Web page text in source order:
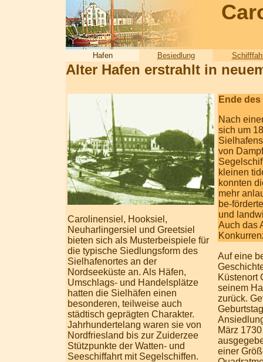
Hafen Besiedlung
Alter Hafen erstrahlt in
Carolinensiel, Hooksiel,
Neuharlingersiel und Greetsiel
bieten sich als Musterbeispiele für
die typische Siedlungsform des
Sielhafenortes an der
Nordseeküste an. Als Häfen,
Umschlags- und Handelsplätze
hatten die Sielhäfen einen
besonderen, teilweise auch
städtisch geprägten Charakter.
Jahrhundertelang waren sie von
Nordfriesland bis zur Zuiderzee
Stützpunkte der Watten- und
Seeschiffahrt mit Segelschiffen.
Ende
Nach
sich um
von
kleinen
konnten
mehr
be-
und
Auch das
Auf eine
Küstenort
seinem
zurück.
März
einer